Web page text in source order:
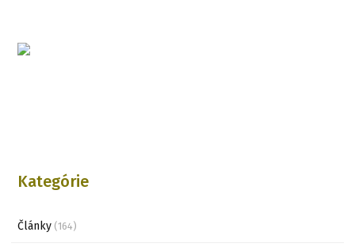
Kategórie
Články (164)